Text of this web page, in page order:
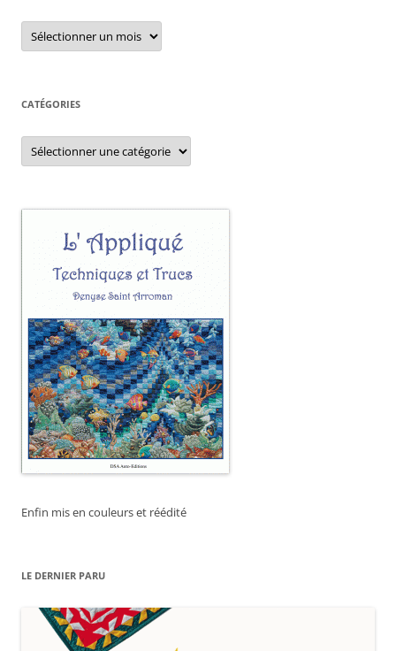
Archives
CATÉGORIES
Catégories
Enfin mis en couleurs et réédité
LE DERNIER PARU